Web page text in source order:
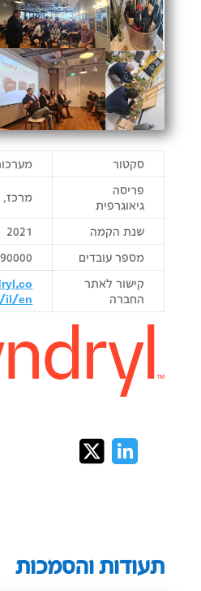
סקטור
פריסה
גיאוגרפית
מרכז,
שנת הקמה
2021
מספר עובדים
90000
קישור לאתר
החברה
il/en
תעודות והסמכות